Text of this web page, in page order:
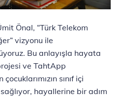
Önal, “Türk Telekom
vizyonu ile
Bu anlayışla hayata
ve TahtApp
sınıf içi
hayallerine bir adım